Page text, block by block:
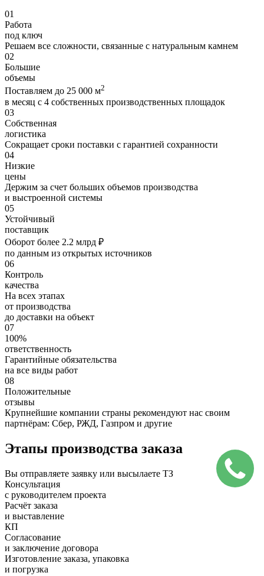
01
Работа
под ключ
Решаем все сложности, связанные с натуральным камнем
02
Большие
объемы
Поставляем до 25 000 м2
в месяц с 4 собственных производственных площадок
03
Собственная
логистика
Сокращает сроки поставки с гарантией сохранности
04
Низкие
цены
Держим за счет больших объемов производства
и выстроенной системы
05
Устойчивый
поставщик
Оборот более 2.2 млрд ₽
по данным из открытых источников
06
Контроль
качества
На всех этапах
от производства
до доставки на объект
07
100%
ответственность
Гарантийные обязательства
на все виды работ
08
Положительные
отзывы
Крупнейшие компании страны рекомендуют нас своим
партнёрам: Сбер, РЖД, Газпром и другие
Этапы производства заказа
Вы отправляете заявку или высылаете ТЗ
Консультация
с руководителем проекта
Расчёт заказа
и выставление
КП
Согласование
и заключение договора
Изготовление заказа, упаковка
и погрузка